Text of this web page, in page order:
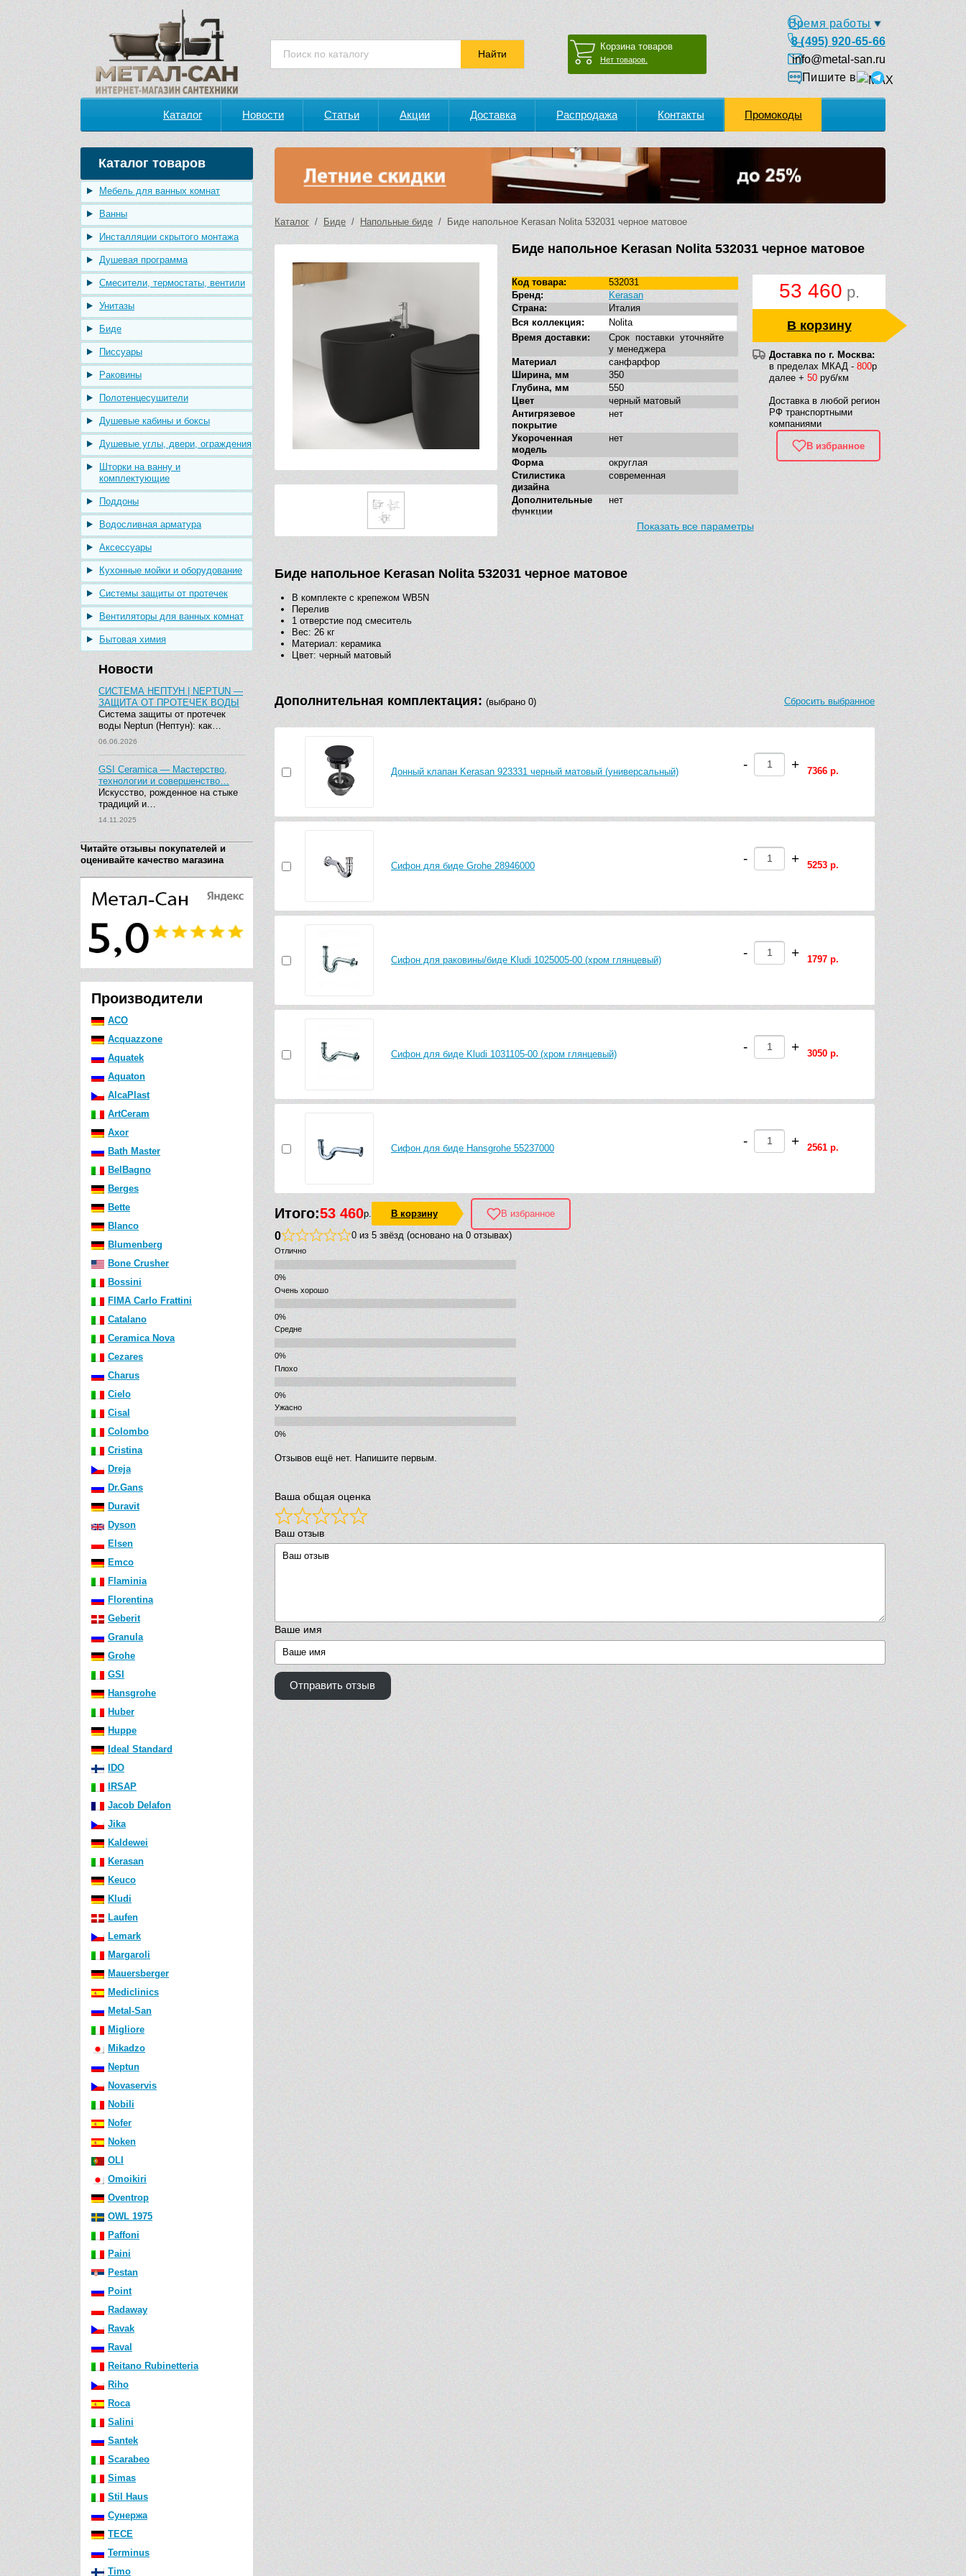
Корзина товаров
Нет товаров.
Время работы
8 (495) 920-65-66
info@metal-san.ru
Пишите в
Каталог Новости Статьи Акции Доставка Распродажа Контакты Промокоды
Каталог товаров
Мебель для ванных комнат
Ванны
Инсталляции скрытого монтажа
Душевая программа
Смесители, термостаты, вентили
Унитазы
Биде
Писсуары
Раковины
Полотенцесушители
Душевые кабины и боксы
Душевые углы, двери, ограждения
Шторки на ванну и
комплектующие
Поддоны
Водосливная арматура
Аксессуары
Кухонные мойки и оборудование
Системы защиты от протечек
Вентиляторы для ванных комнат
Бытовая химия
Новости
СИСТЕМА НЕПТУН | NEPTUN —
ЗАЩИТА ОТ ПРОТЕЧЕК ВОДЫ
Система защиты от протечек
воды Neptun (Нептун): как…
06.06.2026
GSI Ceramica — Мастерство,
технологии и совершенство…
Искусство, рожденное на стыке
традиций и…
14.11.2025
Читайте отзывы покупателей и
оценивайте качество магазина
Производители
ACO
Acquazzone
Aquatek
Aquaton
AlcaPlast
ArtCeram
Axor
Bath Master
BelBagno
Berges
Bette
Blanco
Blumenberg
Bone Crusher
Bossini
FIMA Carlo Frattini
Catalano
Ceramica Nova
Cezares
Charus
Cielo
Cisal
Colombo
Cristina
Dreja
Dr.Gans
Duravit
Dyson
Elsen
Emco
Flaminia
Florentina
Geberit
Granula
Grohe
GSI
Hansgrohe
Huber
Huppe
Ideal Standard
IDO
IRSAP
Jacob Delafon
Jika
Kaldewei
Kerasan
Keuco
Kludi
Laufen
Lemark
Margaroli
Mauersberger
Mediclinics
Metal-San
Migliore
Mikadzo
Neptun
Novaservis
Nobili
Nofer
Noken
OLI
Omoikiri
Oventrop
OWL 1975
Paffoni
Paini
Pestan
Point
Radaway
Ravak
Raval
Reitano Rubinetteria
Riho
Roca
Salini
Santek
Scarabeo
Simas
Stil Haus
Сунержа
TECE
Terminus
Timo
Каталог / Биде / Напольные биде / Биде напольное Kerasan Nolita 532031 черное матовое
Биде напольное Kerasan Nolita 532031 черное матовое
53 460 р.
В корзину
Доставка по г. Москва:
в пределах МКАД - 800р
далее + 50 руб/км
Доставка в любой регион
РФ транспортными
компаниями
В избранное
Код товара:
532031
Бренд:
Kerasan
Страна:
Италия
Вся коллекция:
Nolita
Время доставки:
Срок поставки уточняйте
у менеджера
Материал
санфарфор
Ширина, мм
350
Глубина, мм
550
Цвет
черный матовый
Антигрязевое
покрытие
нет
Укороченная
модель
нет
Форма
округлая
Стилистика
дизайна
современная
Дополнительные
функции
нет
Показать все параметры
Биде напольное Kerasan Nolita 532031 черное матовое
В комплекте с крепежом WB5N
Перелив
1 отверстие под смеситель
Вес: 26 кг
Материал: керамика
Цвет: черный матовый
Дополнительная комплектация: (выбрано 0) Сбросить выбранное
Донный клапан Kerasan 923331 черный матовый (универсальный) - + 7366 р.
Сифон для биде Grohe 28946000 - + 5253 р.
Сифон для раковины/биде Kludi 1025005-00 (хром глянцевый) - + 1797 р.
Сифон для биде Kludi 1031105-00 (хром глянцевый) - + 3050 р.
Сифон для биде Hansgrohe 55237000 - + 2561 р.
Итого:53 460р. В корзину В избранное
0 0 из 5 звёзд (основано на 0 отзывах)
Отлично
Очень хорошо
Средне
Плохо
Ужасно
Отзывов ещё нет. Напишите первым.
Ваша общая оценка
Ваш отзыв
Ваше имя
Отправить отзыв